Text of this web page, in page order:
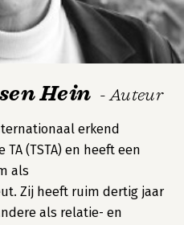
Hein - Auteur
erkend
(TSTA) en heeft een
als
Zij heeft ruim dertig jaar
als relatie- en